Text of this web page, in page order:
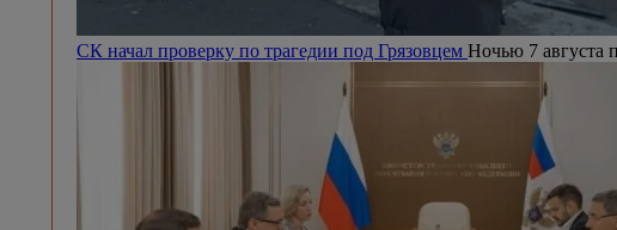
СК начал проверку по трагедии под Грязовцем Ночью 7 августа